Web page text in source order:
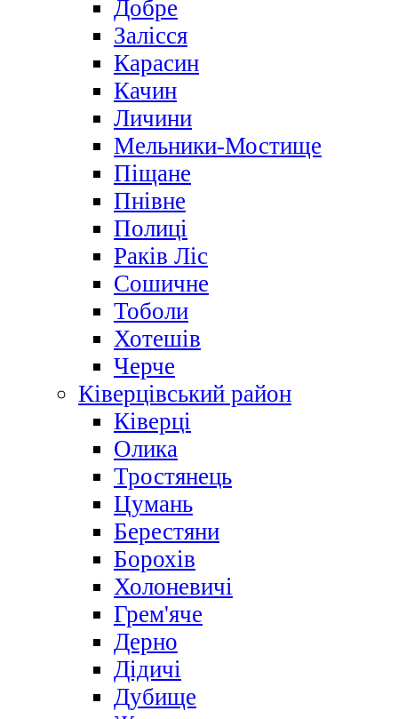
Добре
Залісся
Карасин
Качин
Личини
Мельники-Мостище
Піщане
Пнівне
Полиці
Раків Ліс
Сошичне
Тоболи
Хотешів
Черче
Ківерцівський район
Ківерці
Олика
Тростянець
Цумань
Берестяни
Борохів
Холоневичі
Грем'яче
Дерно
Дідичі
Дубище